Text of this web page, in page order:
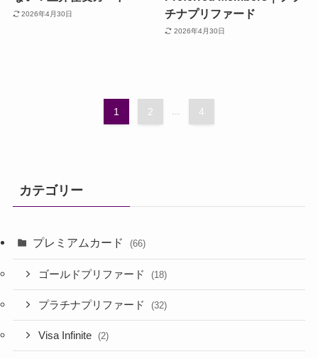
2026年4月30日
チナプリファード
2026年4月30日
1 2 4
カテゴリー
プレミアムカード (66)
ゴールドプリファード (18)
プラチナプリファード (32)
Visa Infinite (2)